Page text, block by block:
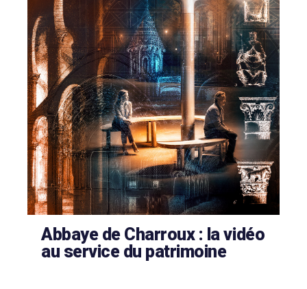
Abbaye de Charroux : la vidéo
au service du patrimoine